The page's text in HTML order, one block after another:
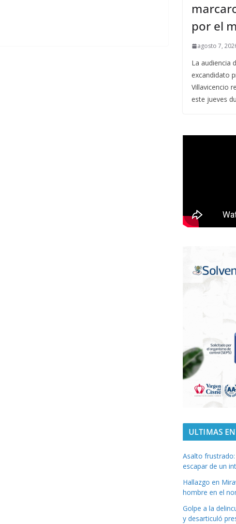
por el
agosto 7,
La audiencia
excandidato
Villavicencio
este jueves
ULTIMAS
Asalto
escapar de un
Hallazgo en
hombre en el
Golpe a la
y desarticuló